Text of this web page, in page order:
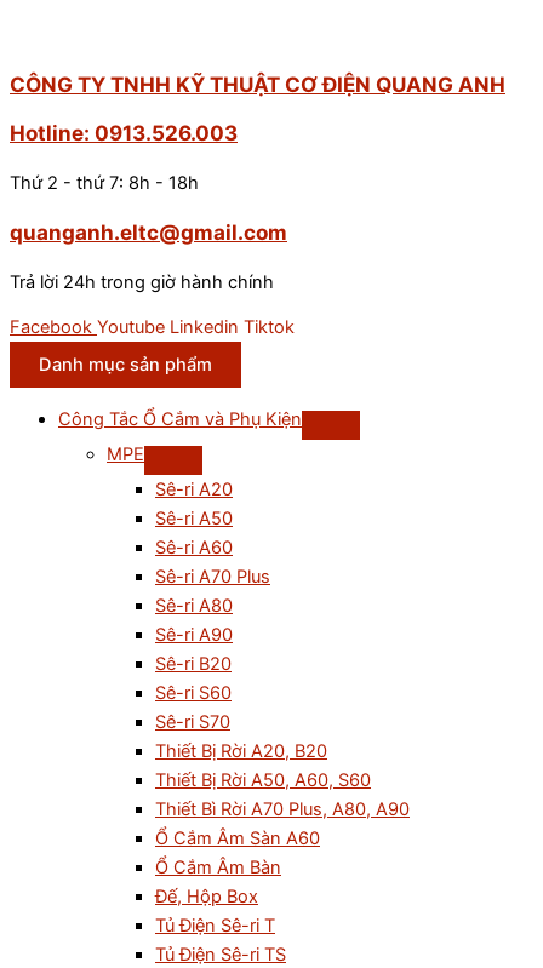
CÔNG TY TNHH KỸ THUẬT CƠ ĐIỆN QUANG ANH
Hotline: 0913.526.003
Thứ 2 - thứ 7: 8h - 18h
quanganh.eltc@gmail.com
Trả lời 24h trong giờ hành chính
Facebook Youtube Linkedin Tiktok
Danh mục sản phẩm
Công Tắc Ổ Cắm và Phụ Kiện
MPE
Sê-ri A20
Sê-ri A50
Sê-ri A60
Sê-ri A70 Plus
Sê-ri A80
Sê-ri A90
Sê-ri B20
Sê-ri S60
Sê-ri S70
Thiết Bị Rời A20, B20
Thiết Bị Rời A50, A60, S60
Thiết Bì Rời A70 Plus, A80, A90
Ổ Cắm Âm Sàn A60
Ổ Cắm Âm Bàn
Đế, Hộp Box
Tủ Điện Sê-ri T
Tủ Điện Sê-ri TS